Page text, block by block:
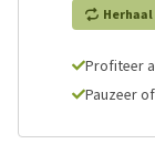
Herhaal
Profiteer
Pauzeer